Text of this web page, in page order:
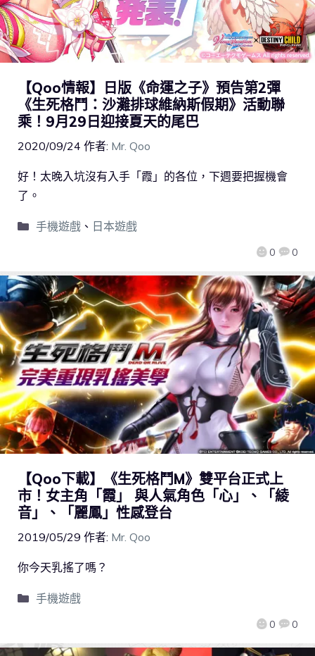
【Qoo情報】日版《命運之子》預告第2彈
《生死格鬥：沙灘排球維納斯假期》活動聯
乘！9月29日迎接夏天的尾巴
2020/09/24 作者: Mr. Qoo
0 0
好！太晚入坑沒有入手「霞」的各位，下週要把握機會
了。
手機遊戲、 日本遊戲
【Qoo下載】《生死格鬥M》雙平台正式上
市！女主角「霞」 與人氣角色「心」、「綾
音」、「麗鳳」性感登台
2019/05/29 作者: Mr. Qoo
0 0
你今天乳搖了嗎？
手機遊戲